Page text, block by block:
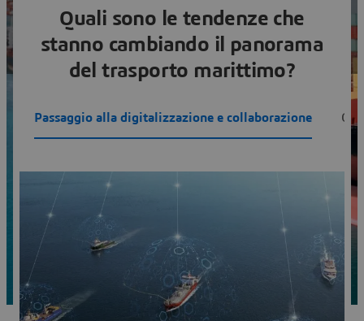
Trasporto marittimo
Ottimizzare la spedizione da porto a porto
Quali sono le tendenze che
stanno cambiando il panorama
del trasporto marittimo?
Passaggio alla digitalizzazione e collaborazione